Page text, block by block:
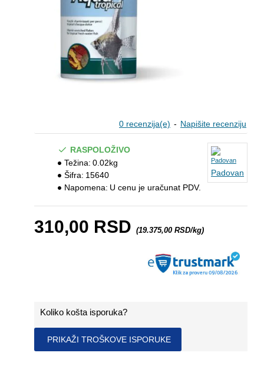
0 recenzija(e) - Napišite recenziju
310,00 RSD (19.375,00 RSD/kg)
RASPOLOŽIVO
Težina: 0.02kg
Šifra: 15640
Napomena: U cenu je uračunat PDV.
Padovan
Koliko košta isporuka?
PRIKAŽI TROŠKOVE ISPORUKE